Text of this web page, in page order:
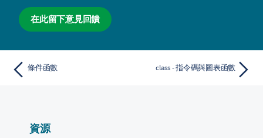
在此留下意見回饋
條件函數 class - 指令碼與圖表函數
資源